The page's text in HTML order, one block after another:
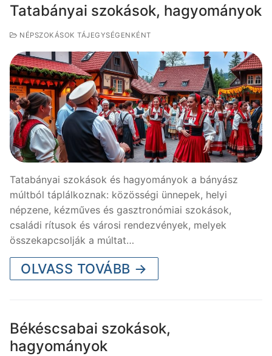
Tatabányai szokások, hagyományok
NÉPSZOKÁSOK TÁJEGYSÉGENKÉNT
Tatabányai szokások és hagyományok a bányász
múltból táplálkoznak: közösségi ünnepek, helyi
népzene, kézműves és gasztronómiai szokások,
családi rítusok és városi rendezvények, melyek
összekapcsolják a múltat…
OLVASS TOVÁBB →
Békéscsabai szokások,
hagyományok